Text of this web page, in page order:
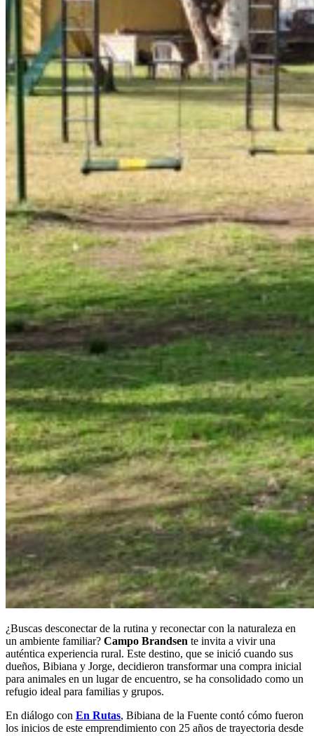
¿Buscas desconectar de la rutina y reconectar con la naturaleza en
un ambiente familiar? Campo Brandsen te invita a vivir una
auténtica experiencia rural. Este destino, que se inició cuando sus
dueños, Bibiana y Jorge, decidieron transformar una compra inicial
para animales en un lugar de encuentro, se ha consolidado como un
refugio ideal para familias y grupos.
En diálogo con En Rutas, Bibiana de la Fuente contó cómo fueron
los inicios de este emprendimiento con 25 años de trayectoria desde